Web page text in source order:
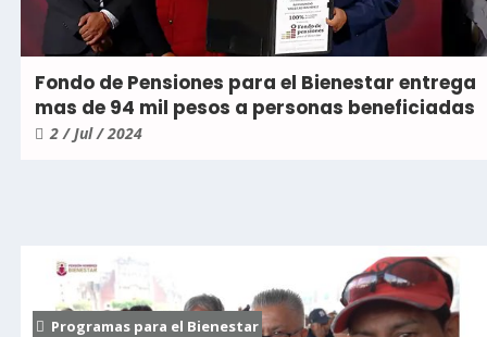
Fondo de Pensiones para el Bienestar entrega
mas de 94 mil pesos a personas beneficiadas
2 / Jul / 2024
Programas para el Bienestar